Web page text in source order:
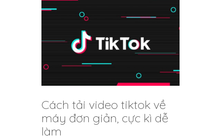
Cách tải video tiktok về
máy đơn giản, cực kì dễ
làm